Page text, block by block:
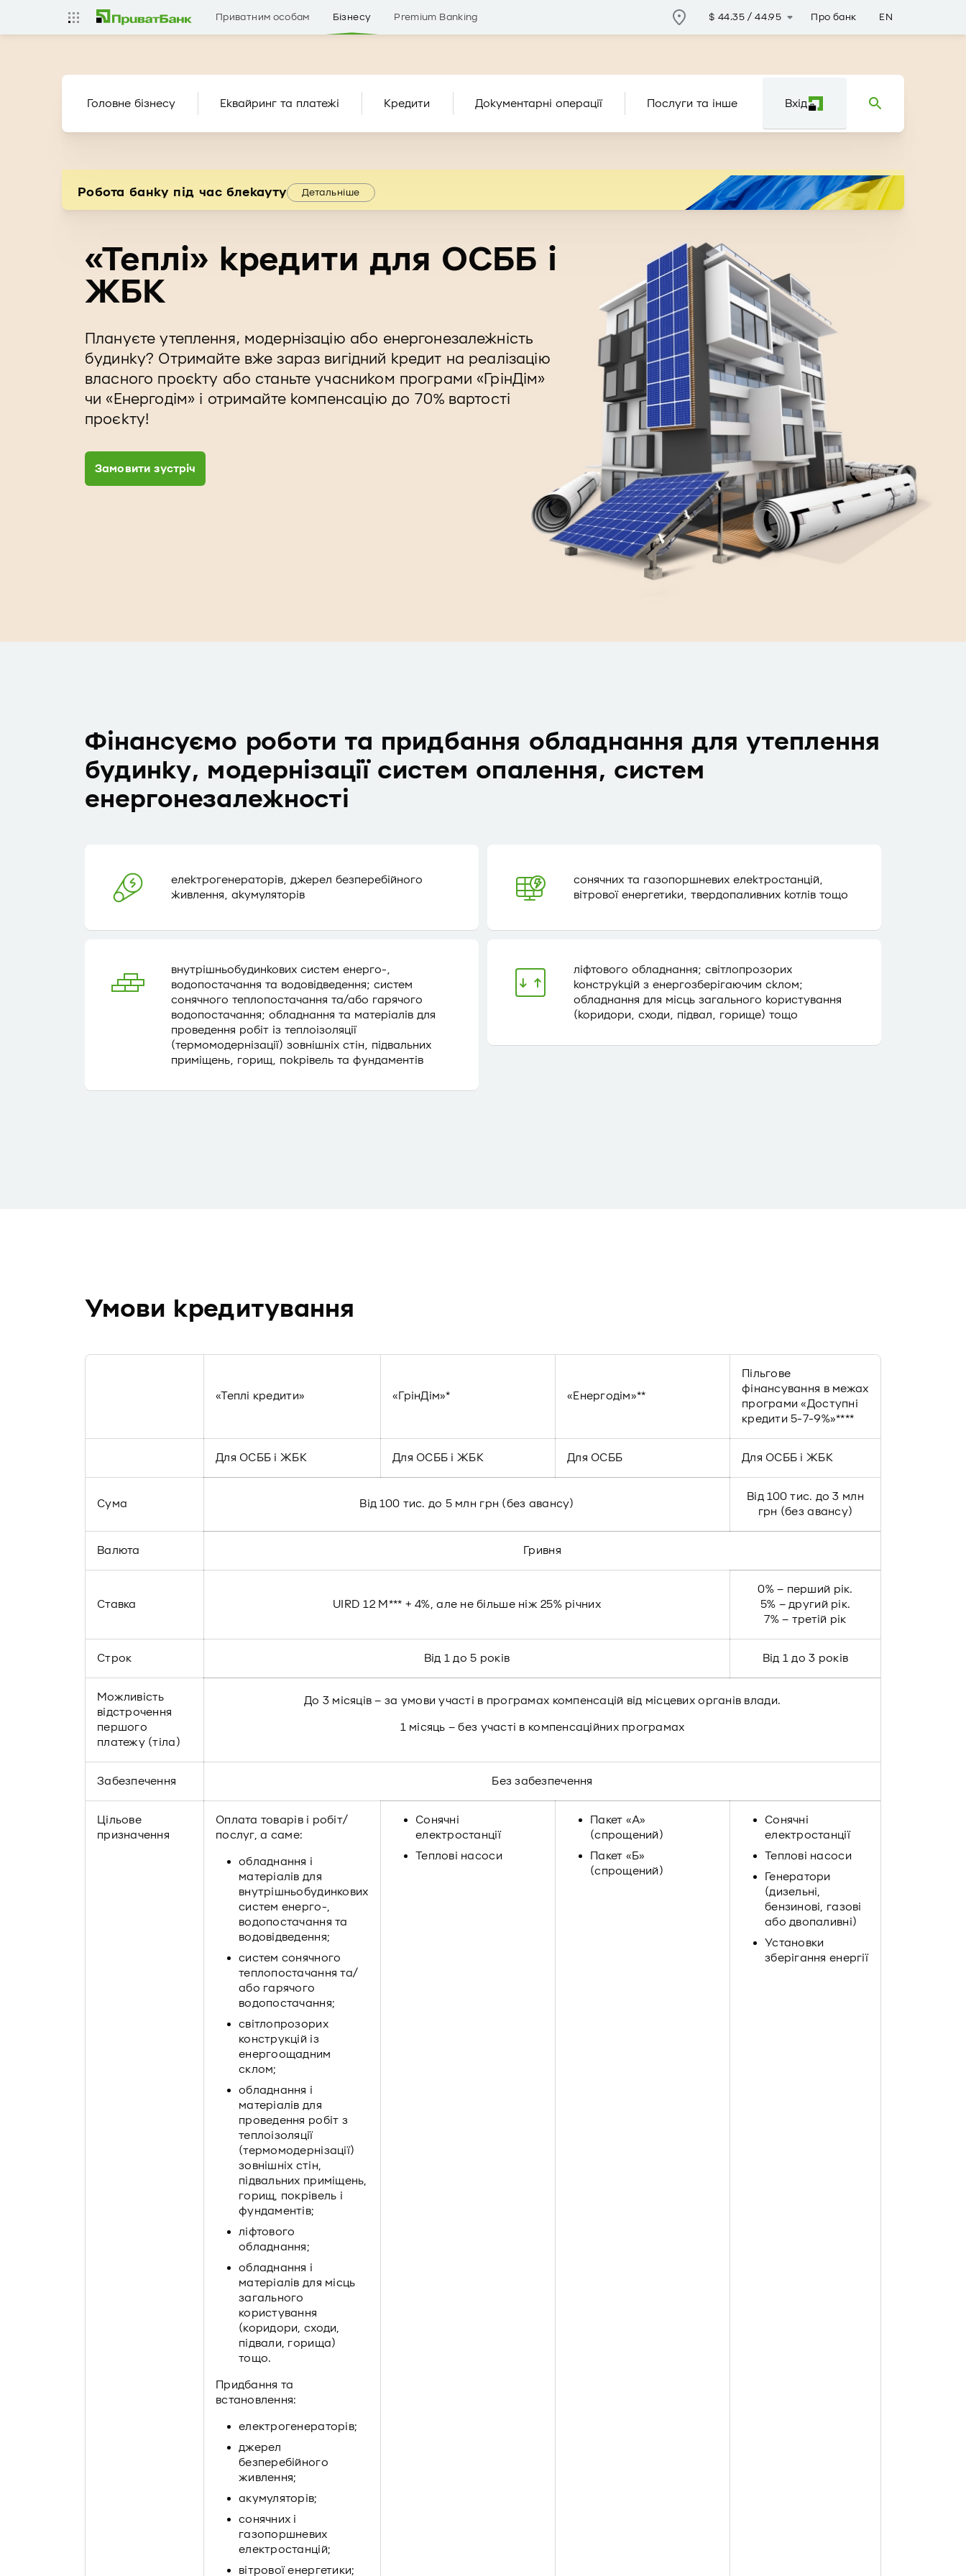
Приватним особам Бізнесу Premium Banking $ 44.35 /44.95 Про банк EN
Головне бізнесу Еквайринг та платежі Кредити Документарні операції Послуги та інше Вхід
Робота банку під час блекауту Детальніше
«Теплі» кредити для ОСББ і
ЖБК
Плануєте утеплення, модернізацію або енергонезалежність
будинку? Отримайте вже зараз вигідний кредит на реалізацію
власного проєкту або станьте учасником програми «ГрінДім»
чи «Енергодім» і отримайте компенсацію до 70% вартості
проєкту!
Замовити зустріч
Фінансуємо роботи та придбання обладнання для утеплення
будинку, модернізації систем опалення, систем
енергонезалежності
електрогенераторів, джерел безперебійного
живлення, акумуляторів
сонячних та газопоршневих електростанцій,
вітрової енергетики, твердопаливних котлів тощо
внутрішньобудинкових систем енерго-,
водопостачання та водовідведення; систем
сонячного теплопостачання та/або гарячого
водопостачання; обладнання та матеріалів для
проведення робіт із теплоізоляції
(термомодернізації) зовнішніх стін, підвальних
приміщень, горищ, покрівель та фундаментів
ліфтового обладнання; світлопрозорих
конструкцій з енергозберігаючим склом;
обладнання для місць загального користування
(коридори, сходи, підвал, горище) тощо
Умови кредитування
«Теплі кредити» «ГрінДім»* «Енергодім»**
Пільгове
фінансування в межах
програми «Доступні
кредити 5-7-9%»****
Для ОСББ і ЖБК Для ОСББ і ЖБК Для ОСББ Для ОСББ і ЖБК
Сума Від 100 тис. до 5 млн грн (без авансу)
Від 100 тис. до 3 млн
грн (без авансу)
Валюта Гривня
Ставка UIRD 12 M*** + 4%, але не більше ніж 25% річних
0% – перший рік.
5% – другий рік.
7% – третій рік
Строк Від 1 до 5 років Від 1 до 3 років
Можливість
відстрочення
першого
платежу (тіла)
До 3 місяців – за умови участі в програмах компенсацій від місцевих органів влади.
1 місяць – без участі в компенсаційних програмах
Забезпечення Без забезпечення
Цільове
призначення
Оплата товарів і робіт/
послуг, а саме:
обладнання і
матеріалів для
внутрішньобудинкових
систем енерго-,
водопостачання та
водовідведення;
систем сонячного
теплопостачання та/
або гарячого
водопостачання;
світлопрозорих
конструкцій із
енергоощадним
склом;
обладнання і
матеріалів для
проведення робіт з
теплоізоляції
(термомодернізації)
зовнішніх стін,
підвальних приміщень,
горищ, покрівель і
фундаментів;
ліфтового
обладнання;
обладнання і
матеріалів для місць
загального
користування
(коридори, сходи,
підвали, горища)
тощо.
Придбання та
встановлення:
електрогенераторів;
джерел
безперебійного
живлення;
акумуляторів;
сонячних і
газопоршневих
електростанцій;
вітрової енергетики;
Сонячні
електростанції
Теплові насоси
Пакет «А»
(спрощений)
Пакет «Б»
(спрощений)
Сонячні
електростанції
Теплові насоси
Генератори
(дизельні,
бензинові, газові
або двопаливні)
Установки
зберігання енергії